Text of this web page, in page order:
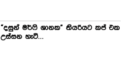
“දසුන් මර්ෆි ශානක” තියරියට කප් එක
උස්සන හැටි…